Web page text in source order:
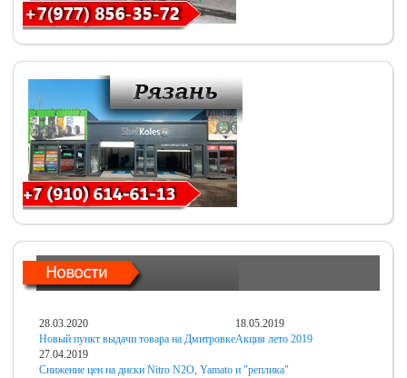
28.03.2020
Новый пункт выдачи товара на Дмитровке
18.05.2019
Акция лето 2019
27.04.2019
Снижение цен на диски Nitro N2O, Yamato и "реплика"